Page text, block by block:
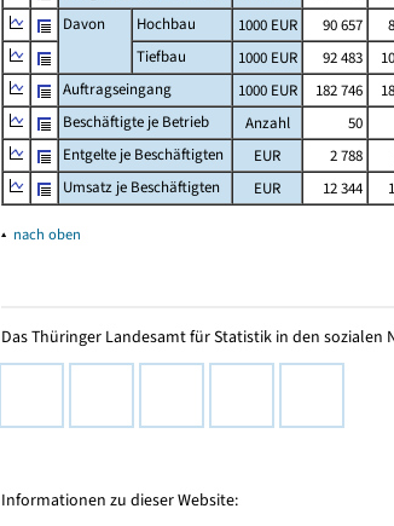
Davon
Hochbau 1000 EUR 90 657
Tiefbau
1000 EUR 92 483
Auftragseingang
1000 EUR 182 746
Beschäftigte je Betrieb
Anzahl 50
Entgelte je Beschäftigten
EUR 2 788
Umsatz je Beschäftigten
EUR 12 344
▴ nach oben
Das Thüringer Landesamt für Statistik in den sozialen
Informationen zu dieser Website: